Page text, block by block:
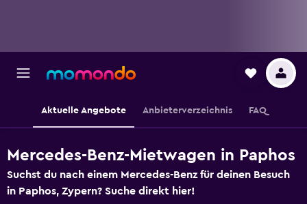
Aktuelle Angebote Anbieterverzeichnis FAQ
Mercedes-Benz-Mietwagen in Paphos
Suchst du nach einem Mercedes-Benz für deinen Besuch
in Paphos, Zypern? Suche direkt hier!